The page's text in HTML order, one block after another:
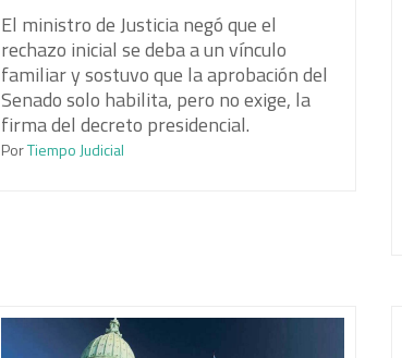
El ministro de Justicia negó que el
rechazo inicial se deba a un vínculo
familiar y sostuvo que la aprobación del
Senado solo habilita, pero no exige, la
firma del decreto presidencial.
PorTiempo Judicial